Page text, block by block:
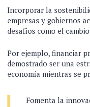
Incorporar la
empresas y gobiernos
desafíos como el
Por ejemplo, financiar
demostrado ser una
economía mientras se
Fomenta la